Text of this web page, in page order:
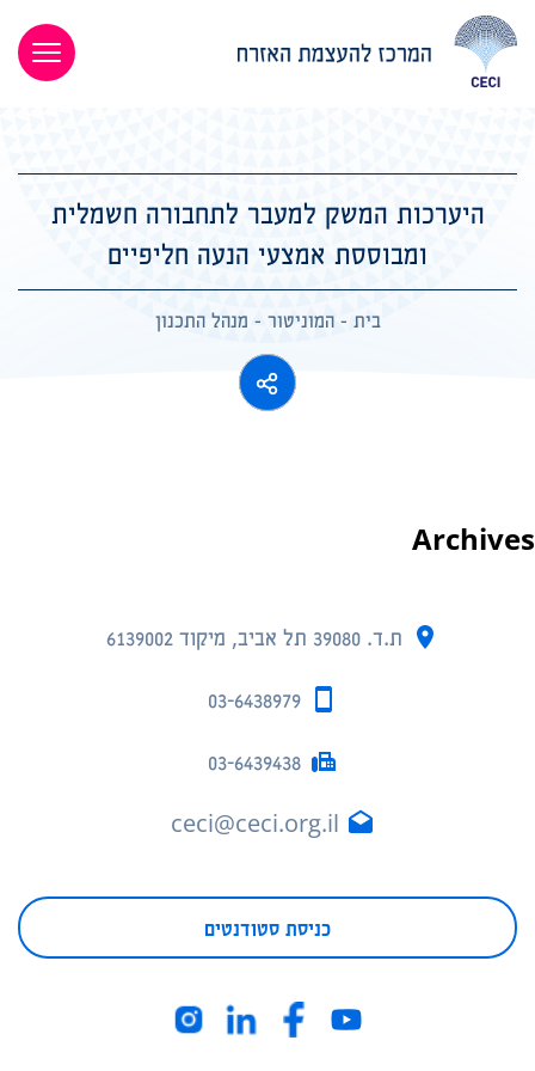
היערכות המשק למעבר לתחבורה חשמלית
ומבוססת אמצעי הנעה חליפיים
בית -המוניטור - מנהל התכנון
Archives
ת.ד. 39080 תל אביב, מיקוד 6139002
03-6438979
03-6439438
ceci@ceci.org.il
כניסת סטודנטים